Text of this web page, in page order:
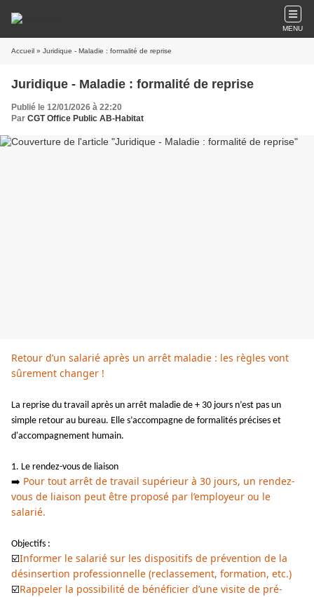
MENU
Accueil » Juridique - Maladie : formalité de reprise
Juridique - Maladie : formalité de reprise
Publié le 12/01/2026 à 22:20
Par CGT Office Public AB-Habitat
Retour d’un salarié après un arrêt maladie : les règles vont
sûrement changer !
La reprise du travail après un arrêt maladie de + 30 jours n’est pas un
simple retour au bureau. Elle s’accompagne de formalités précises et
d'accompagnement humain.
1. Le rendez-vous de liaison
➡️ Pour tout arrêt de travail supérieur à 30 jours, un rendez-
vous de liaison peut être proposé par l’employeur ou le
salarié.
Objectifs :
☑️Informer le salarié sur les dispositifs de prévention de la
désinsertion professionnelle (reclassement, formation, etc.)
☑️Rappeler la possibilité de bénéficier d’une visite de pré-